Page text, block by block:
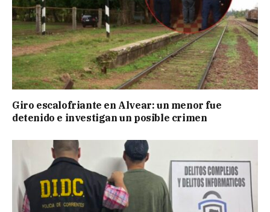
Giro escalofriante en Alvear: un menor fue
detenido e investigan un posible crimen